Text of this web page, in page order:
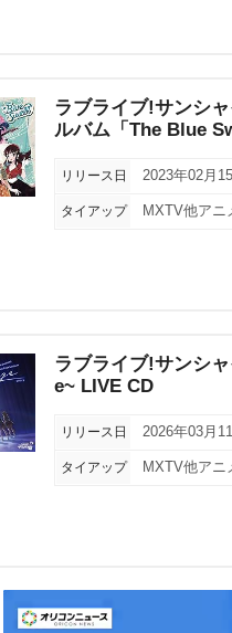
ラブライブ!サンシ
ルバム「The Blue
リリース日 2023年02月
タイアップ MXTV他アニ
ラブライブ!サンシ
e~ LIVE CD
リリース日 2026年03月
タイアップ MXTV他アニ